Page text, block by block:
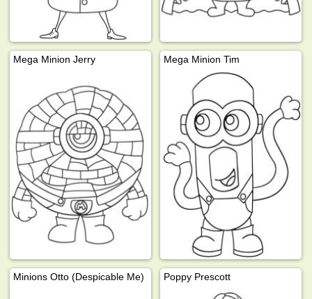
Mega Minion Jerry Mega Minion Tim
Minions Otto (Despicable Me) Poppy Prescott